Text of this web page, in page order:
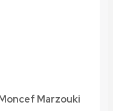
Marzouki